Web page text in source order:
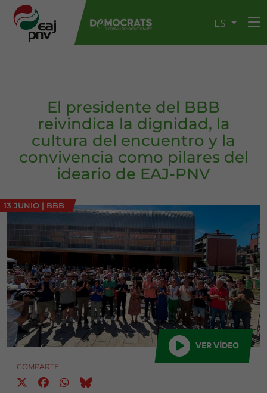
ES
El presidente del BBB
reivindica la dignidad, la
cultura del encuentro y la
convivencia como pilares del
ideario de EAJ-PNV
13 JUNIO | BBB
VER VÍDEO
COMPARTE